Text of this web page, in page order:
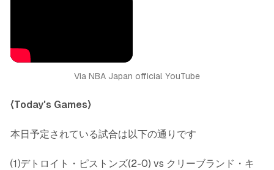
Via NBA Japan official YouTube
〈Today's Games〉
本日予定されている試合は以下の通りです
⑴デトロイト・ピストンズ(2-0) vs クリーブランド・キ